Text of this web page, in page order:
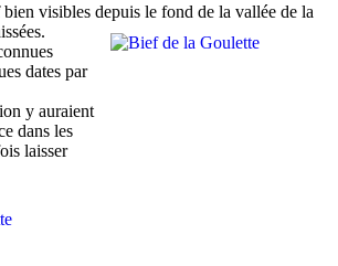
bien visibles depuis le fond de la vallée de la
dates par
y auraient
dans les
laisser